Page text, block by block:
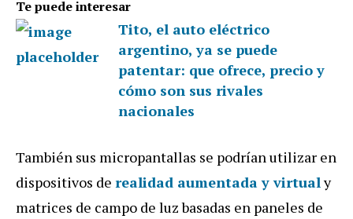
Te puede interesar
Tito, el auto eléctrico
argentino, ya se puede
patentar: que ofrece, precio y
cómo son sus rivales
nacionales
También sus micropantallas se podrían utilizar en
dispositivos de realidad aumentada y virtualy
matrices de campo de luz basadas en paneles de